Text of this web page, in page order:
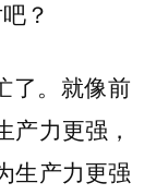
？
了。就像前
力更强，
生产力更强